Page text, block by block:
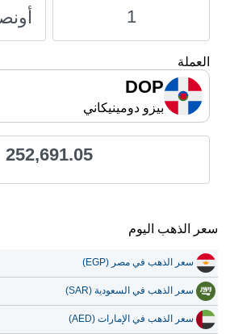
العملة
DOP
بيزو دومينيكاني
252,691.05
سعر الذهب اليوم
سعر الذهب في مصر (EGP)
سعر الذهب في السعودية (SAR)
سعر الذهب في الإمارات (AED)